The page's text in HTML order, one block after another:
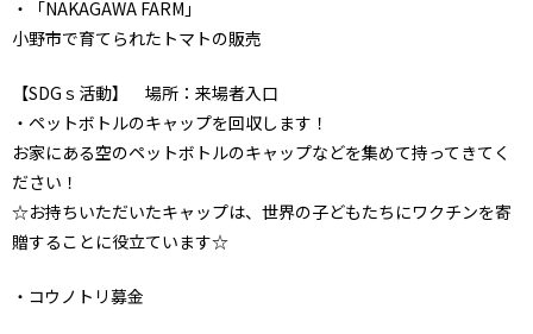
・「NAKAGAWA FARM」
小野市で育てられたトマトの販売
【SDGｓ活動】 場所：来場者入口
・ペットボトルのキャップを回収します！
お家にある空のペットボトルのキャップなどを集めて持ってきてく
ださい！
☆お持ちいただいたキャップは、世界の子どもたちにワクチンを寄
贈することに役立ています☆
・コウノトリ募金